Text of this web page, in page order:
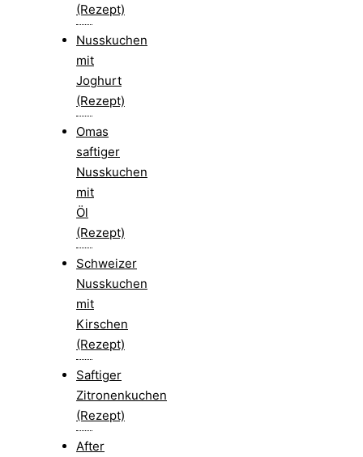
(Rezept)
Nusskuchen
mit
Joghurt
(Rezept)
Omas
saftiger
Nusskuchen
mit
Öl
(Rezept)
Schweizer
Nusskuchen
mit
Kirschen
(Rezept)
Saftiger
Zitronenkuchen
(Rezept)
After